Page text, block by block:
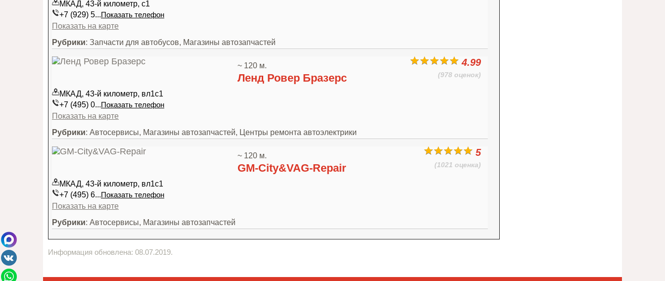
МКАД, 43-й километр, с1
+7 (929) 5...Показать телефон
Показать на карте
Рубрики: Запчасти для автобусов, Магазины автозапчастей
4.99
(978 оценок)
~ 120 м.
Ленд Ровер Бразерс
МКАД, 43-й километр, вл1с1
+7 (495) 0...Показать телефон
Показать на карте
Рубрики: Автосервисы, Магазины автозапчастей, Центры ремонта автоэлектрики
5
(1021 оценка)
~ 120 м.
GM-City&VAG-Repair
МКАД, 43-й километр, вл1с1
+7 (495) 6...Показать телефон
Показать на карте
Рубрики: Автосервисы, Магазины автозапчастей
Информация обновлена: 08.07.2019.